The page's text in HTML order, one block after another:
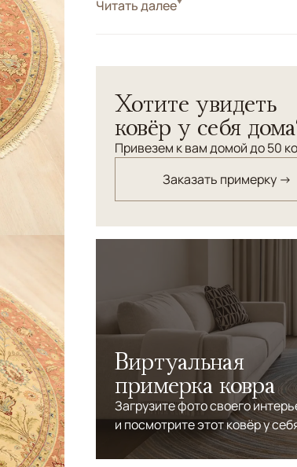
СтильКлассические
Читать далее
Хотите увидеть
ковёр у себя
Привезем к вам домой до 50
Заказать примерку →
Виртуальная
примерка ковра
Загрузите фото своего
и посмотрите этот ковёр у